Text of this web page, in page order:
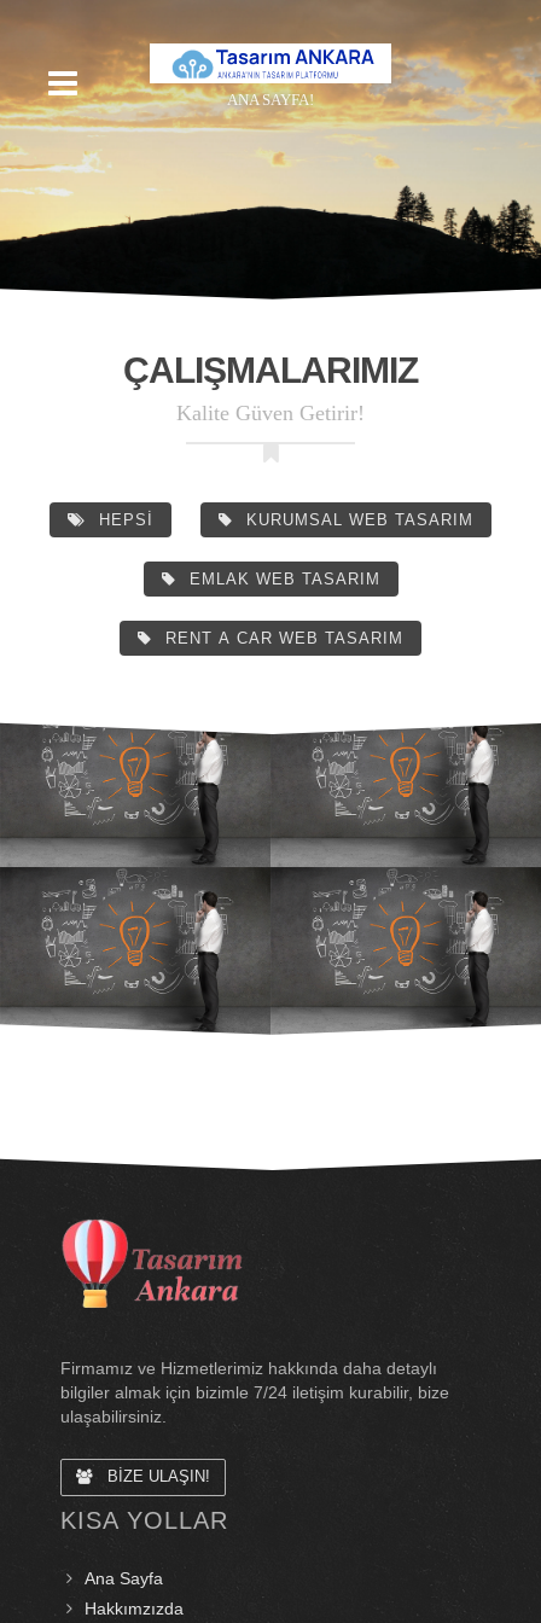
ANA SAYFA!
ÇALIŞMALARIMIZ
Kalite Güven Getirir!
HEPSİ KURUMSAL WEB TASARIM
EMLAK WEB TASARIM
RENT A CAR WEB TASARIM
Firmamız ve Hizmetlerimiz hakkında daha detaylı
bilgiler almak için bizimle 7/24 iletişim kurabilir, bize
ulaşabilirsiniz.
BİZE ULAŞIN!
KISA YOLLAR
Ana Sayfa
Hakkımzızda